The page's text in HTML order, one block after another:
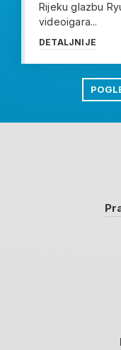
Rijeku glazbu
videoigara...
DETALJNIJE